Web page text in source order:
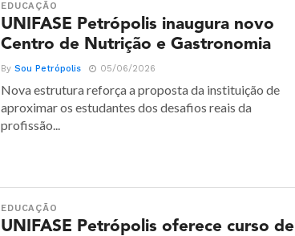
EDUCAÇÃO
UNIFASE Petrópolis inaugura novo
Centro de Nutrição e Gastronomia
BySou Petrópolis 05/06/2026
Nova estrutura reforça a proposta da instituição de
aproximar os estudantes dos desafios reais da
profissão...
EDUCAÇÃO
UNIFASE Petrópolis oferece curso de